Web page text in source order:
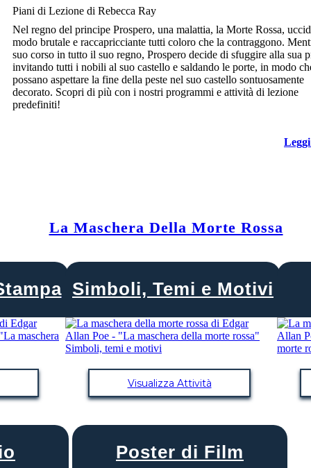
Piani di Lezione di Rebecca Ray
Nel regno del principe Prospero, una malattia, la Morte Rossa,
modo brutale e raccapricciante tutti coloro che la contraggono.
suo corso in tutto il suo regno, Prospero decide di sfuggire alla sua
invitando tutti i nobili al suo castello e saldando le porte, in modo
possano aspettare la fine della peste nel suo castello sontuosamente
decorato. Scopri di più con i nostri programmi e attività di lezione
predefiniti!
La Maschera Della Morte Rossa
Simboli, Temi e Motivi
Visualizza Attività
Poster di Film